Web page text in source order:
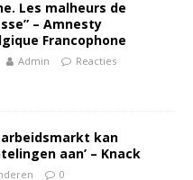
Les malheurs de
– Amnesty
Francophone
Admin
Reacties
arbeidsmarkt kan
aan’ – Knack
0